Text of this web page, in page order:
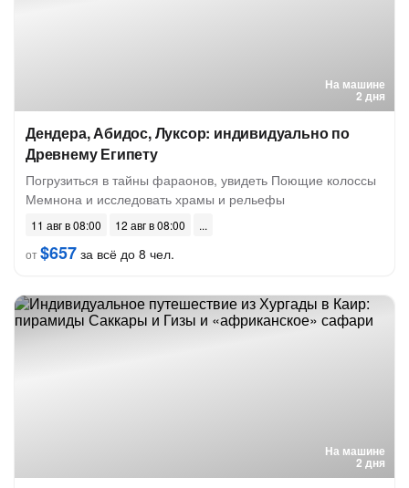
На машине
2 дня
Дендера, Абидос, Луксор: индивидуально по
Древнему Египету
Погрузиться в тайны фараонов, увидеть Поющие колоссы
Мемнона и исследовать храмы и рельефы
11 авг в 08:00
12 авг в 08:00
от$657 за всё до 8 чел.
На машине
2 дня